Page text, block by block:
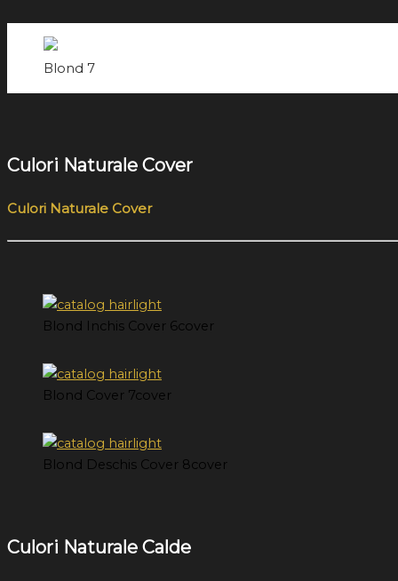
Blond 7
Culori Naturale Cover
Culori Naturale Cover
Blond Inchis Cover 6cover
Blond Cover 7cover
Blond Deschis Cover 8cover
Culori Naturale Calde